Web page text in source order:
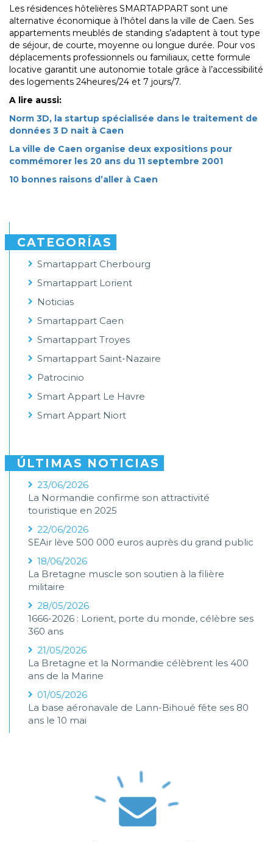
Les résidences hôtelières SMARTAPPART sont une
alternative économique à l’hôtel dans la ville de Caen. Ses
appartements meublés de standing s’adaptent à tout type
de séjour, de courte, moyenne ou longue durée. Pour vos
déplacements professionnels ou familiaux, cette formule
locative garantit une autonomie totale grâce à l’accessibilité
des logements 24heures/24 et 7 jours/7.
A lire aussi:
Norm 3D, la startup spécialisée dans le traitement de
données 3 D nait à Caen
La ville de Caen organise deux expositions pour
commémorer les 20 ans du 11 septembre 2001
10 bonnes raisons d’aller à Caen
CATEGORÍAS
Smartappart Cherbourg
Smartappart Lorient
Noticias
Smartappart Caen
Smartappart Troyes
Smartappart Saint-Nazaire
Patrocinio
Smart Appart Le Havre
Smart Appart Niort
ÚLTIMAS NOTICIAS
23/06/2026
La Normandie confirme son attractivité
touristique en 2025
22/06/2026
SEAir lève 500 000 euros auprès du grand public
18/06/2026
La Bretagne muscle son soutien à la filière
militaire
28/05/2026
1666-2026 : Lorient, porte du monde, célèbre ses
360 ans
21/05/2026
La Bretagne et la Normandie célèbrent les 400
ans de la Marine
01/05/2026
La base aéronavale de Lann-Bihoué fête ses 80
ans le 10 mai